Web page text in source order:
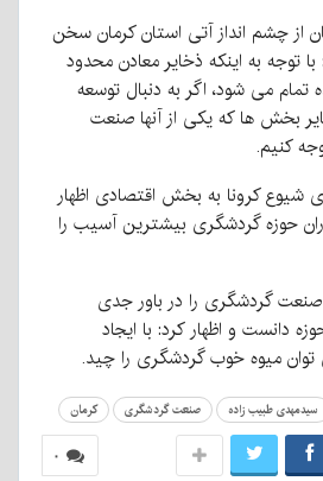
از چشم انداز آتی استان کرمان سخن
با توجه به اینکه ذخایر معادن محدود
می شود، اگر به دنبال توسعه
بخش ها که یکی از آنها صنعت
کنیم.
شیوع کرونا به بخش اقتصادی اظهار
حوزه گردشگری بیشترین آسیب را
صنعت گردشگری را در باور جدی
دانست و اظهار کرد: با ایجاد
میوه خوب گردشگری را چید.
سیدمهدی طبیب زاده صنعت گردشگری کرمان
۰